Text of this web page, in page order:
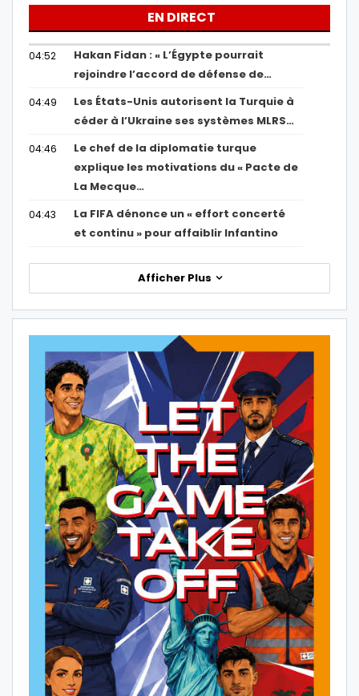
EN DIRECT
04:52
Hakan Fidan : « L’Égypte pourrait
rejoindre l’accord de défense de…
04:49
Les États-Unis autorisent la Turquie à
céder à l’Ukraine ses systèmes MLRS…
04:46
Le chef de la diplomatie turque
explique les motivations du « Pacte de
La Mecque…
04:43
La FIFA dénonce un « effort concerté
et continu » pour affaiblir Infantino
Afficher Plus